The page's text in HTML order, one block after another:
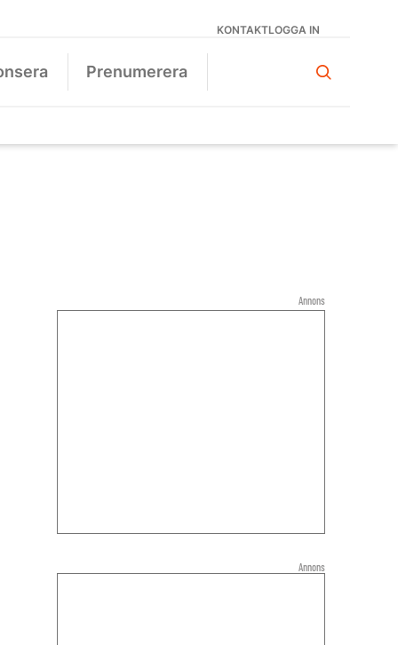
KONTAKTLOGGA IN
Prenumerera
Annons
Annons